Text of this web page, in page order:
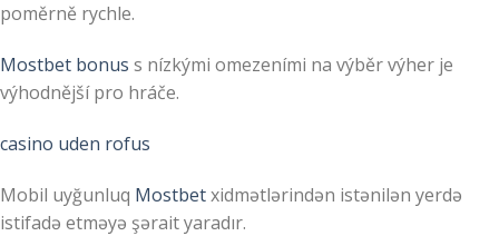
poměrně rychle.
Mostbet bonus s nízkými omezeními na výběr výher je
výhodnější pro hráče.
casino uden rofus
Mobil uyğunluq Mostbetxidmətlərindən istənilən yerdə
istifadə etməyə şərait yaradır.